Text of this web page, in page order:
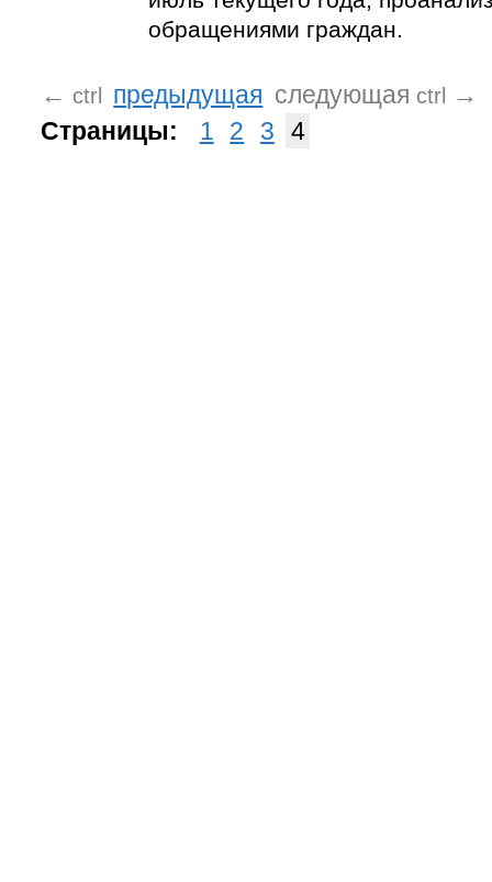
обращениями граждан.
← ctrl предыдущая следующая ctrl
→
Страницы:
1 2 3 4